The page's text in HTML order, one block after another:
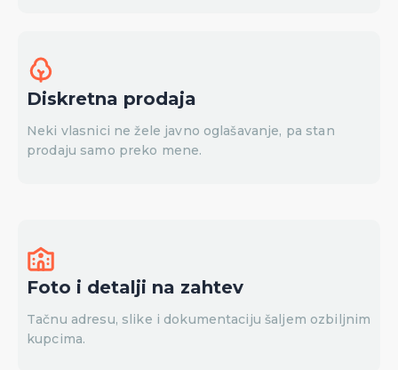
Diskretna prodaja
Neki vlasnici ne žele javno oglašavanje, pa stan
prodaju samo preko mene.
Foto i detalji na zahtev
Tačnu adresu, slike i dokumentaciju šaljem ozbiljnim
kupcima.